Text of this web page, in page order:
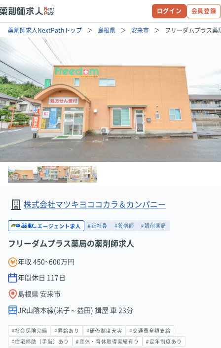
ログイン 会員登録
薬剤師求人NextPathトップ 島根県 安来市 フリーダムプラス薬
株式会社マツキヨココカラ＆カンパニー
エージェント求人 #正社員 #薬剤師 #調剤薬局
フリーダムプラス薬局の薬剤師求人
年収 450~600万円
年間休日 117 日
島根県 安来市
JR山陰本線(米子～益田) 揖屋 車 23分
#社会保険完備 #昇給あり #研修制度充実 #交通費全額支給
#住宅補助（手当）あり #産休・育休取得実績有り #定年制度あり